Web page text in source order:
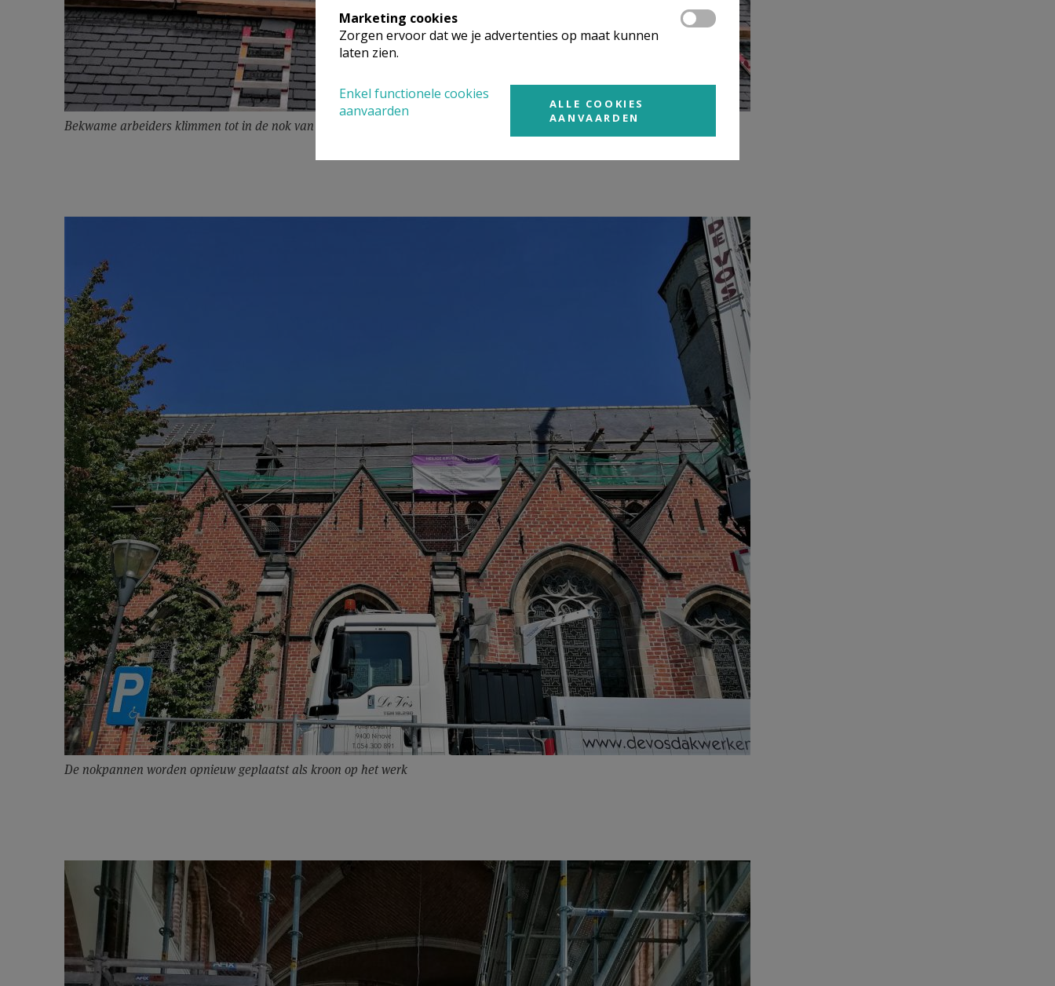
Bekwame arbeiders klimmen tot in de nok van het dak om nieuwe natuurleien aan te brengen
De nokpannen worden opnieuw geplaatst als kroon op het werk
Marketing cookies
Zorgen ervoor dat we je advertenties op maat kunnen
laten zien.
Enkel functionele cookies
aanvaarden
ALLE COOKIES
AANVAARDEN